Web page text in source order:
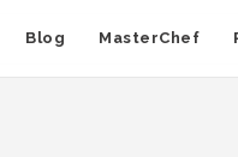
Blog MasterChef